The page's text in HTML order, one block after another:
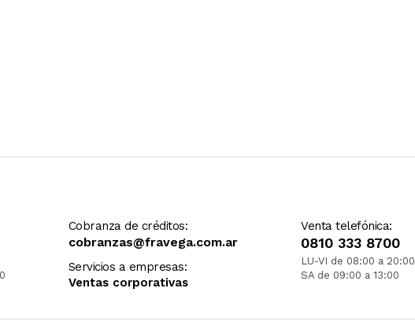
Cobranza de créditos:
cobranzas@fravega.com.ar
Servicios a empresas:
Ventas corporativas
Venta telefónica:
0810 333 8700
LU-VI de 08:00 a 20:00
SA de 09:00 a 13:00